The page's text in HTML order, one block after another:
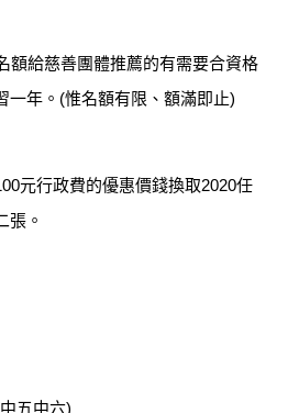
額給慈善團體推薦的有需要合資格
一年。(惟名額有限、額滿即止)
元行政費的優惠價錢換取2020任
張。
五中六)